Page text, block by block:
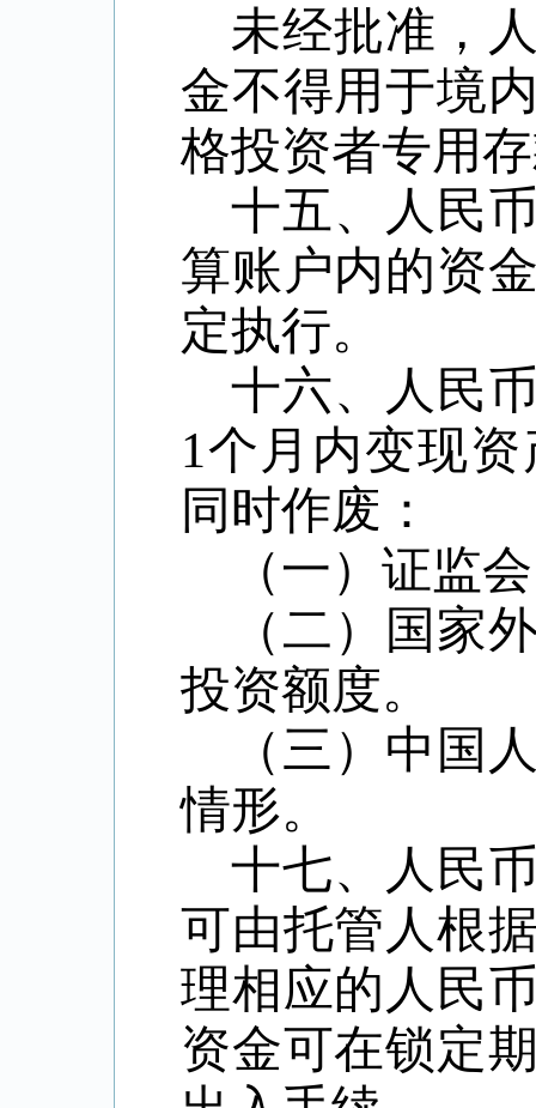
未经批准，
金不得用于境
格投资者专用
十五、人民
算账户内的资
定执行。
十六、人民
1个月内变现
同时作废：
（一）证监
（二）国家
投资额度。
（三）中国
情形。
十七、人民
可由托管人根
理相应的人民
资金可在锁定